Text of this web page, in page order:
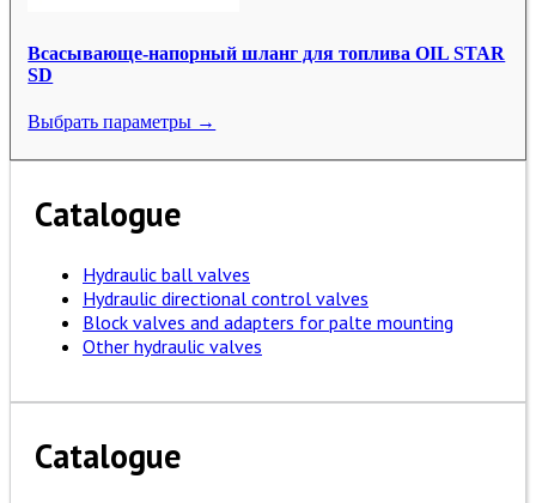
Всасывающе-напорный шланг для топлива OIL STAR
SD
Выбрать параметры →
Catalogue
Hydraulic ball valves
Hydraulic directional control valves
Block valves and adapters for palte mounting
Other hydraulic valves
Catalogue